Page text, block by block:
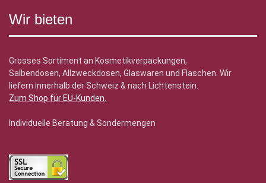
Wir bieten
Grosses Sortiment an Kosmetikverpackungen,
Salbendosen, Allzweckdosen, Glaswaren und Flaschen. Wir
liefern innerhalb der Schweiz & nach Lichtenstein.
Zum Shop für EU-Kunden
Individuelle Beratung & Sondermengen